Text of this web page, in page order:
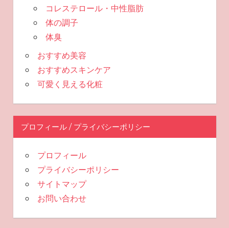
コレステロール・中性脂肪
体の調子
体臭
おすすめ美容
おすすめスキンケア
可愛く見える化粧
プロフィール / プライバシーポリシー
プロフィール
プライバシーポリシー
サイトマップ
お問い合わせ